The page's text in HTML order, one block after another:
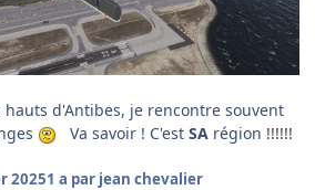
hauts d'Antibes, je rencontre souvent
Va savoir ! C'est SArégion !!!!!!
20251 a par jean chevalier